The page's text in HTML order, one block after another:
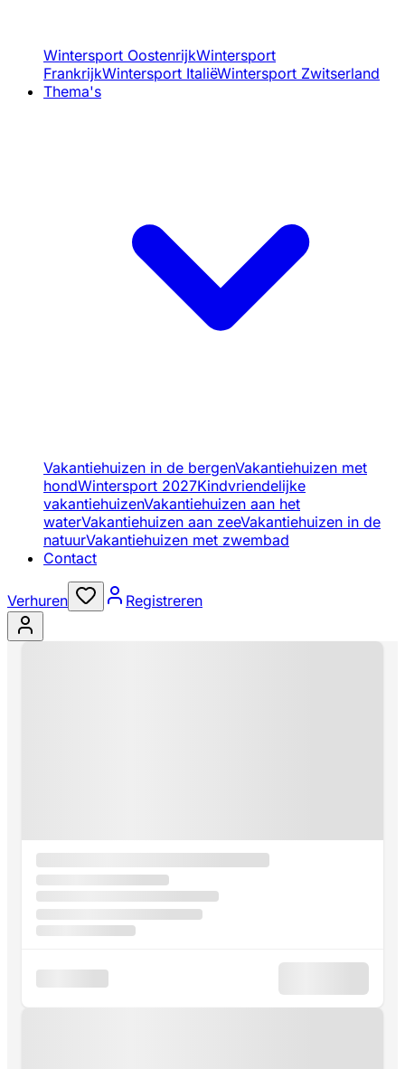
Wintersport OostenrijkWintersport
FrankrijkWintersport ItaliëWintersport Zwitserland
Thema's
Vakantiehuizen in de bergenVakantiehuizen met
hondWintersport 2027Kindvriendelijke
vakantiehuizenVakantiehuizen aan het
waterVakantiehuizen aan zeeVakantiehuizen in de
natuurVakantiehuizen met zwembad
Contact
Verhuren Registreren